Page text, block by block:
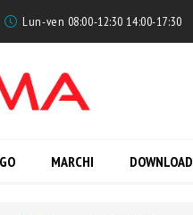
Lun-ven 08:00-12:30 14:00-17:30
MARCHI DOWNLOAD